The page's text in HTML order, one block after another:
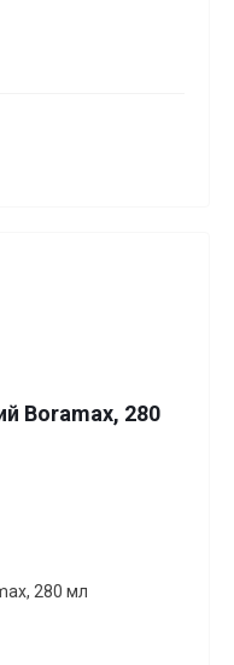
Boramax, 280
280 мл